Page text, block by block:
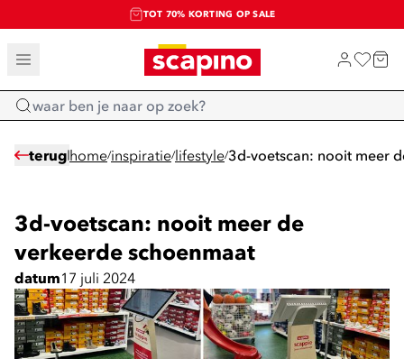
TOT 70% KORTING OP SALE
SALE: LAATSTE KANS!
SHOP NIEUW
Home
terug home/inspiratie/lifestyle/3d-voetscan: nooit meer
3d-voetscan: nooit meer de
verkeerde schoenmaat
datum17 juli 2024